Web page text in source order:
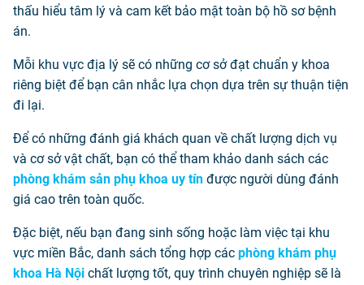
thấu hiểu tâm lý và cam kết bảo mật toàn bộ hồ sơ bệnh
án.
Mỗi khu vực địa lý sẽ có những cơ sở đạt chuẩn y khoa
riêng biệt để bạn cân nhắc lựa chọn dựa trên sự thuận tiện
đi lại.
Để có những đánh giá khách quan về chất lượng dịch vụ
và cơ sở vật chất, bạn có thể tham khảo danh sách các
phòng khám sản phụ khoa uy tín được người dùng đánh
giá cao trên toàn quốc.
Đặc biệt, nếu bạn đang sinh sống hoặc làm việc tại khu
vực miền Bắc, danh sách tổng hợp các phòng khám phụ
khoa Hà Nội chất lượng tốt, quy trình chuyên nghiệp sẽ là